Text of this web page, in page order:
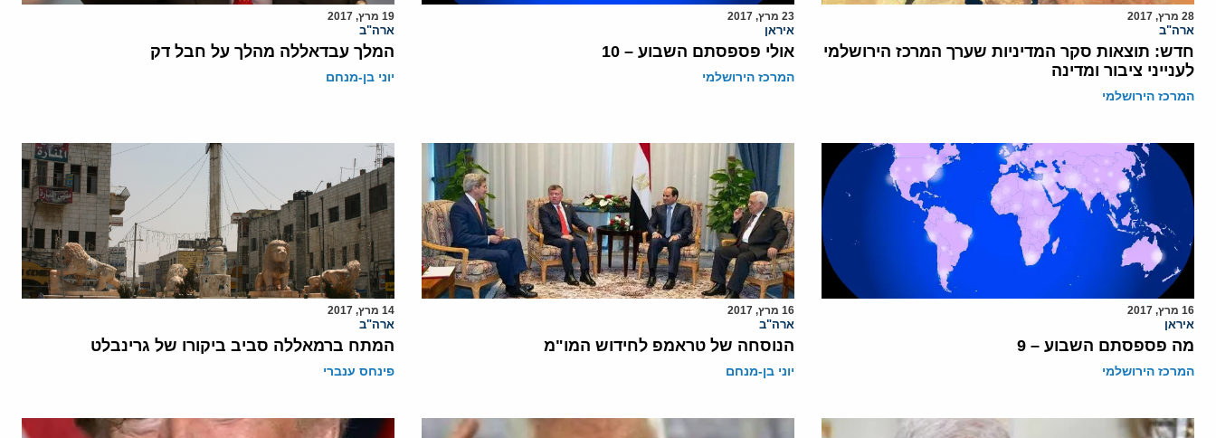
28 מרץ, 2017
ארה"ב
חדש: תוצאות סקר המדיניות שערך המרכז הירושלמי
לענייני ציבור ומדינה
המרכז הירושלמי
23 מרץ, 2017
איראן
אולי פספסתם השבוע – 10
המרכז הירושלמי
19 מרץ, 2017
ארה"ב
המלך עבדאללה מהלך על חבל דק
יוני בן-מנחם
16 מרץ, 2017
איראן
מה פספסתם השבוע – 9
המרכז הירושלמי
16 מרץ, 2017
ארה"ב
הנוסחה של טראמפ לחידוש המו"מ
יוני בן-מנחם
14 מרץ, 2017
ארה"ב
המתח ברמאללה סביב ביקורו של גרינבלט
פינחס ענברי